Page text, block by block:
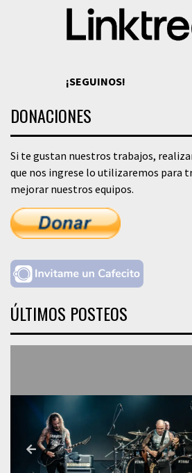
¡SEGUINOS!
DONACIONES
Si te gustan nuestros trabajos,
que nos ingrese lo utilizaremos para
mejorar nuestros equipos.
ÚLTIMOS POSTEOS